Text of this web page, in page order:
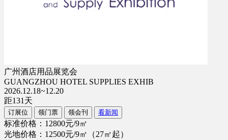
广州酒店用品展览会
GUANGZHOU HOTEL SUPPLIES EXHIB
2026.12.18~12.20
距131 天
订展位 领门票 领会刊 看新闻
标准价格：12800元/9㎡
光地价格：12500元/9㎡（27㎡起）